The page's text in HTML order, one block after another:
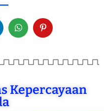
Kepercayaan